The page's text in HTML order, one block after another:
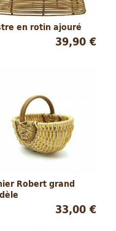
en rotin ajouré
39,90 €
Robert grand
33,00 €